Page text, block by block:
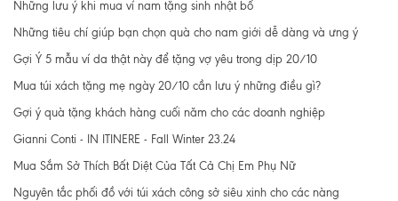
Những lưu ý khi mua ví nam tặng sinh nhật bố
Những tiêu chí giúp bạn chọn quà cho nam giới dễ dàng và ưng ý
Gợi Ý 5 mẫu ví da thật này để tặng vợ yêu trong dịp 20/10
Mua túi xách tặng mẹ ngày 20/10 cần lưu ý những điều gì?
Gợi ý quà tặng khách hàng cuối năm cho các doanh nghiệp
Gianni Conti - IN ITINERE - Fall Winter 23.24
Mua Sắm Sở Thích Bất Diệt Của Tất Cả Chị Em Phụ Nữ
Nguyên tắc phối đồ với túi xách công sở siêu xinh cho các nàng